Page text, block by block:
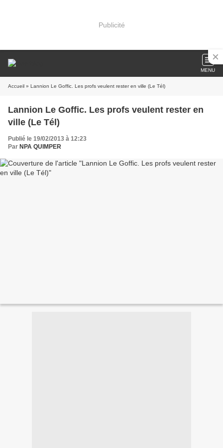
Publicité
MENU
Accueil » Lannion Le Goffic. Les profs veulent rester en ville (Le Tél)
Lannion Le Goffic. Les profs veulent rester en
ville (Le Tél)
Publié le 19/02/2013 à 12:23
Par NPA QUIMPER